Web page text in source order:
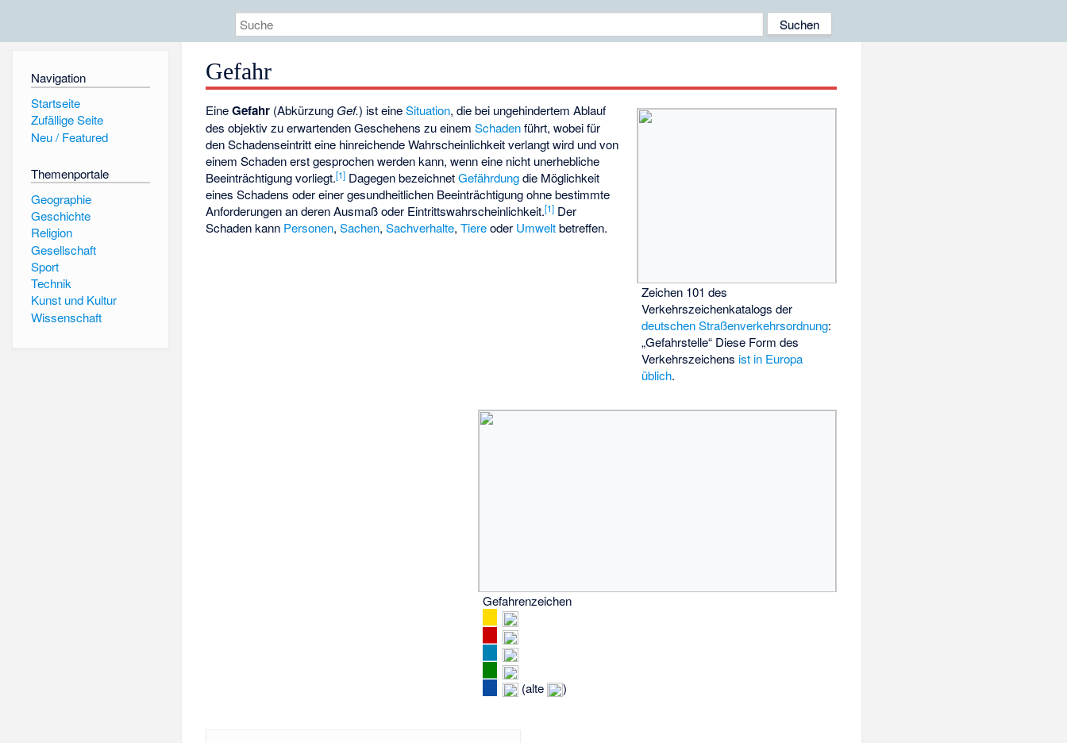
Navigation
Startseite
Zufällige Seite
Neu / Featured
Themenportale
Geographie
Geschichte
Religion
Gesellschaft
Sport
Technik
Kunst und Kultur
Wissenschaft
Gefahr
Zeichen 101 des
Verkehrszeichenkatalogs der
deutschen Straßenverkehrsordnung:
„Gefahrstelle“ Diese Form des
Verkehrszeichens ist in Europa
üblich.
Gefahrenzeichen
(alte )
EineGefahr (Abkürzung Gef.) ist eineSituation, die bei ungehindertem Ablauf
des objektiv zu erwartenden Geschehens zu einemSchadenführt, wobei für
den Schadenseintritt eine hinreichende Wahrscheinlichkeit verlangt wird und von
einem Schaden erst gesprochen werden kann, wenn eine nicht unerhebliche
Beeinträchtigung vorliegt.[1] Dagegen bezeichnetGefährdungdie Möglichkeit
eines Schadens oder einer gesundheitlichen Beeinträchtigung ohne bestimmte
Anforderungen an deren Ausmaß oder Eintrittswahrscheinlichkeit.[1] Der
Schaden kann Personen,Sachen,Sachverhalte,Tiereoder Umweltbetreffen.